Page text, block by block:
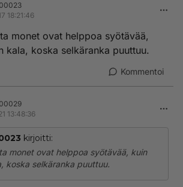
18:21:46
monet ovat helppoa syötävää,
kala, koska selkäranka puuttuu.
Kommentoi
13:48:36
kirjoitti:
monet ovat helppoa syötävää, kuin
koska selkäranka puuttuu.